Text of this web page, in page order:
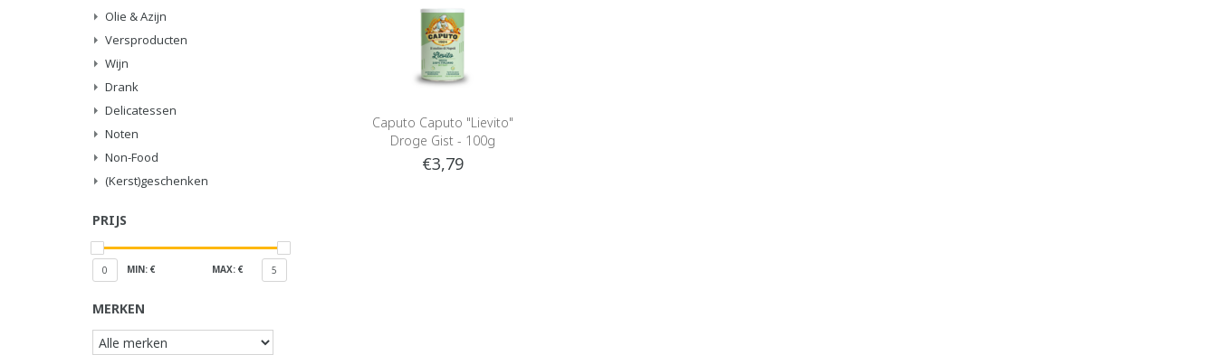
Olie & Azijn
Versproducten
Wijn
Drank
Delicatessen
Noten
Non-Food
(Kerst)geschenken
PRIJS
0 MIN: € MAX: € 5
MERKEN
Caputo Caputo "Lievito"
Droge Gist - 100g
€3,79